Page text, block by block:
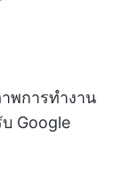
พการทำงาน
Google